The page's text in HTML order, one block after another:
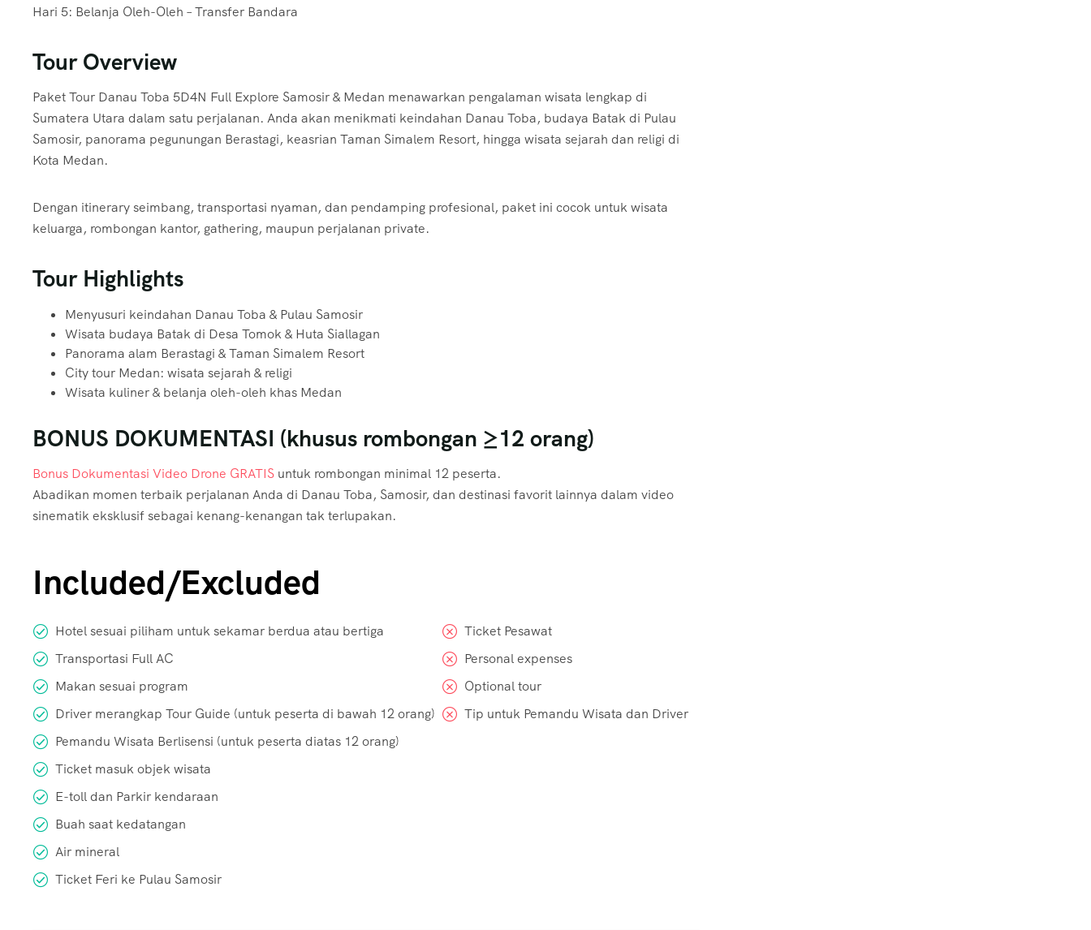
Hari 5: Belanja Oleh-Oleh – Transfer Bandara
Tour Overview
Paket Tour Danau Toba 5D4N Full Explore Samosir & Medan menawarkan pengalaman wisata lengkap di
Sumatera Utara dalam satu perjalanan. Anda akan menikmati keindahan Danau Toba, budaya Batak di Pulau
Samosir, panorama pegunungan Berastagi, keasrian Taman Simalem Resort, hingga wisata sejarah dan religi di
Kota Medan.
Dengan itinerary seimbang, transportasi nyaman, dan pendamping profesional, paket ini cocok untuk wisata
keluarga, rombongan kantor, gathering, maupun perjalanan private.
Tour Highlights
Menyusuri keindahan Danau Toba & Pulau Samosir
Wisata budaya Batak di Desa Tomok & Huta Siallagan
Panorama alam Berastagi & Taman Simalem Resort
City tour Medan: wisata sejarah & religi
Wisata kuliner & belanja oleh-oleh khas Medan
BONUS DOKUMENTASI (khusus rombongan ≥12 orang)
Bonus Dokumentasi Video Drone GRATIS untuk rombongan minimal 12 peserta.
Abadikan momen terbaik perjalanan Anda di Danau Toba, Samosir, dan destinasi favorit lainnya dalam video
sinematik eksklusif sebagai kenang-kenangan tak terlupakan.
Included/Excluded
Hotel sesuai piliham untuk sekamar berdua atau bertiga
Transportasi Full AC
Makan sesuai program
Driver merangkap Tour Guide (untuk peserta di bawah 12 orang)
Pemandu Wisata Berlisensi (untuk peserta diatas 12 orang)
Ticket masuk objek wisata
E-toll dan Parkir kendaraan
Buah saat kedatangan
Air mineral
Ticket Feri ke Pulau Samosir
Ticket Pesawat
Personal expenses
Optional tour
Tip untuk Pemandu Wisata dan Driver